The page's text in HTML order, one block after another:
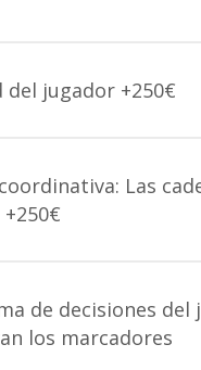
jugador +250€
Las
de decisiones del
los marcadores